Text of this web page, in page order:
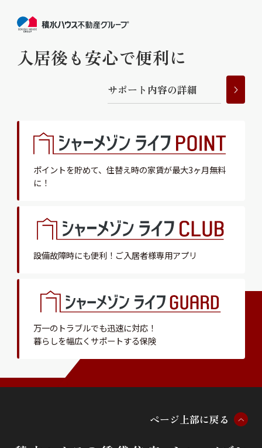
入居後も安心で便利に
サポー ト 内容の詳細
ポイントを貯めて、 住替え時の家賃が最大3ヶ月無料
に！
設備故障時にも便利！ ご入居者様専用アプリ
万一のトラブルでも迅速に対応！
暮らしを幅広くサポートする保険
ページ 上部に戻る